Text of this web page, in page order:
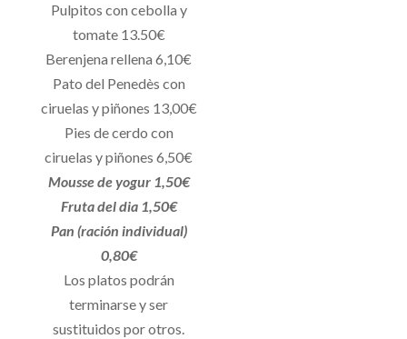
Pulpitos con cebolla y
tomate 13.50€
Berenjena rellena 6,10€
Pato del Penedès con
ciruelas y piñones 13,00€
Pies de cerdo con
ciruelas y piñones 6,50€
Mousse de yogur 1,50€
Fruta del dia 1,50€
Pan (ración individual)
0,80€
Los platos podrán
terminarse y ser
sustituidos por otros.